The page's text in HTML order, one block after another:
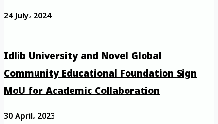
24 July، 2024
Idlib University and Novel Global
Community Educational Foundation Sign
MoU for Academic Collaboration
30 April، 2023